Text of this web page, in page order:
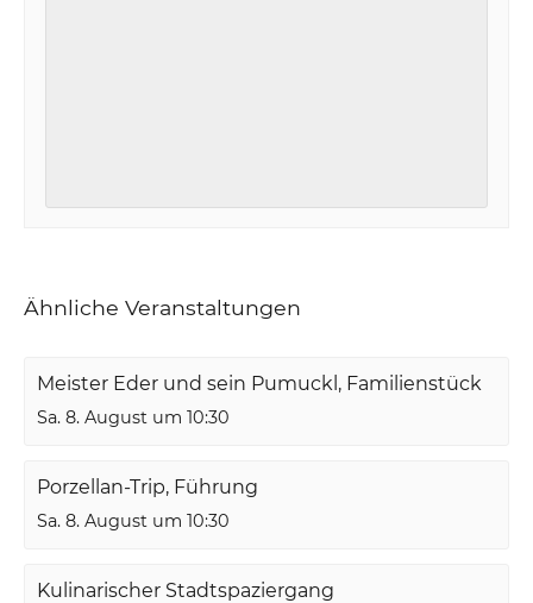
Ähnliche Veranstaltungen
Meister Eder und sein Pumuckl, Familienstück
Sa. 8. August um 10:30
Porzellan-Trip, Führung
Sa. 8. August um 10:30
Kulinarischer Stadtspaziergang